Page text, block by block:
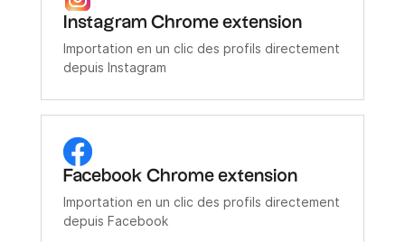
Instagram Chrome extension
Importation en un clic des profils directement
depuis Instagram
Facebook Chrome extension
Importation en un clic des profils directement
depuis Facebook